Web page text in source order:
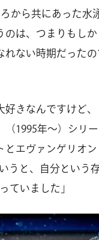
から共にあった水
のは、つまりもし
れない時期だった
好きなんですけど
（1995年〜）シリー
とエヴァンゲリオン
うと、自分という
ていました」